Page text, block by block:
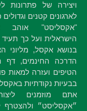
ויצירה של פתרונות
לארגונים קטנים
"אקסליסט"
הישראלית ועל כך תעיד
בנושא אקסל, מליוני
הדרכה החינמים, דף
הטיפים ועזרה למאות
בבעיות נקודתיות
אתם מוזמנים
״אקסליסט״ ולהצטרף